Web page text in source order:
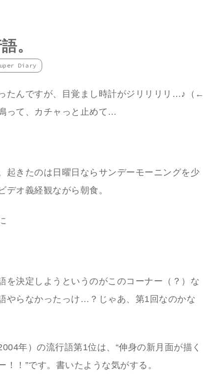
。
Diary
たんですが、目覚まし時計がジリリリリ…♪（←
って、カチャっと止めて…
起きたのは日曜日ならサンデーモーニングを少
デオ義経観ながら朝食。
を決定しようというのがこのコーナー（？）な
やらなかったっけ…？じゃあ、第1回なのかな
年）の流行語第1位は、“伸身の新月面が描く
！”です。書いたような気がする。